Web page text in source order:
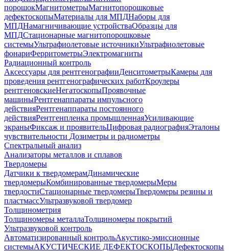
порошокМагнитометрыМагнитопорошковые
дефектоскопыМатериалы для МПДНаборы для
МПДНамагничивающие устройстваОбразцы для
МПДСтационарные магнитопорошковые
системыУльтрафиолетовые источникиУльтрафиолетовые
фонариФерритометрыЭлектромагниты
Радиационный контроль
Аксессуары для рентгенографииДенситометрыКамеры для
проведения рентгенографических работКроулеры
рентгеновскиеНегатоскопыПроявочные
машиныРентгенаппараты импульсного
действияРентгенаппараты постоянного
действияРентгенпленка промышленнаяУсиливающие
экраныФиксаж и проявительЦифровая радиографияЭталоны
чувствительности Дозиметры и радиометры
Спектральный анализ
Анализаторы металлов и сплавов
Твердомеры
Датчики к твердомерамДинамические
твердомерыКомбинированные твердомерыМеры
твердостиСтационарные твердомерыТвердомеры резины и
пластмассУльтразвуковой твердомер
Толщинометрия
Толщиномеры металлаТолщиномеры покрытий
Ультразвуковой контроль
Автоматизированный контрольАкустико-эмиссионные
системыАКУСТИЧЕСКИЕ ДЕФЕКТОСКОПЫДефектоскопы